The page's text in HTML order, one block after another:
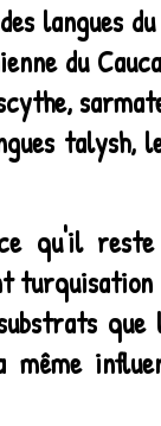
langues
du
talysh,
qu'il